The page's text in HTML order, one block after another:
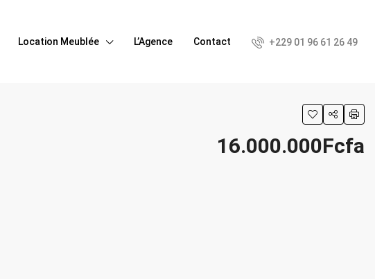
Location Meublée L’Agence Contact +229 01 96 61 26 49
16.000.000Fcfa